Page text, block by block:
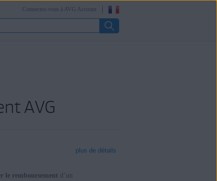
Connectez-vous à AVG Account
AVG
plus de détails
le remboursement d’un